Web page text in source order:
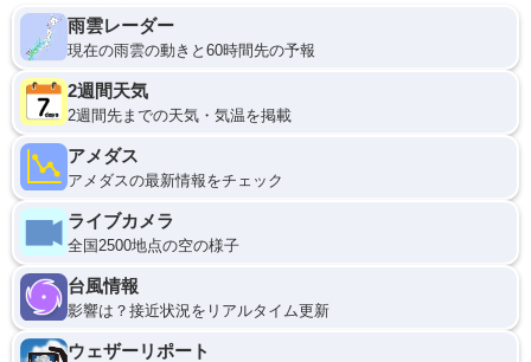
雨雲レーダー
現在の雨雲の動きと60時間先の予報
2週間天気
2週間先までの天気・気温を掲載
アメダス
アメダスの最新情報をチェック
ライブカメラ
全国2500地点の空の様子
台風情報
影響は？接近状況をリアルタイム更新
ウェザーリポート